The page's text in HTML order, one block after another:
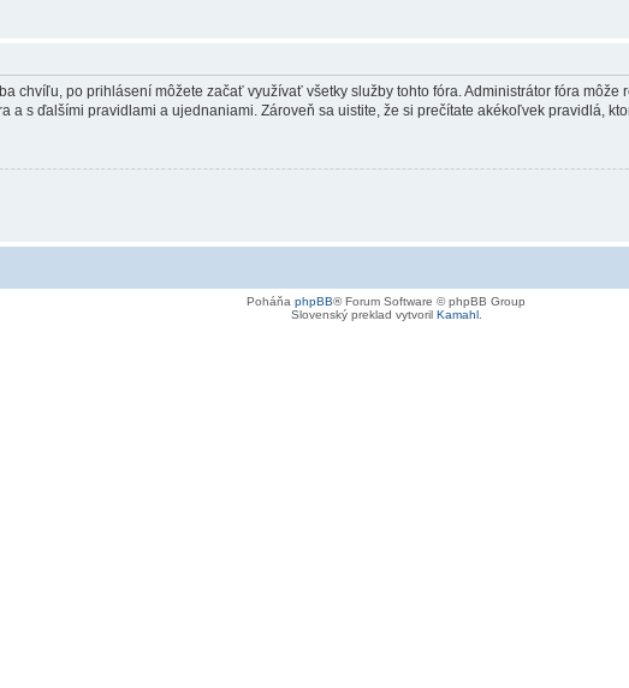
chvíľu, po prihlásení môžete začať využívať všetky služby tohto fóra. Administrátor fóra
a s ďalšími pravidlami a ujednaniami. Zároveň sa uistite, že si prečítate akékoľvek pravidlá,
Poháňa phpBB® Forum Software © phpBB Group
Slovenský preklad vytvoril Kamahl.